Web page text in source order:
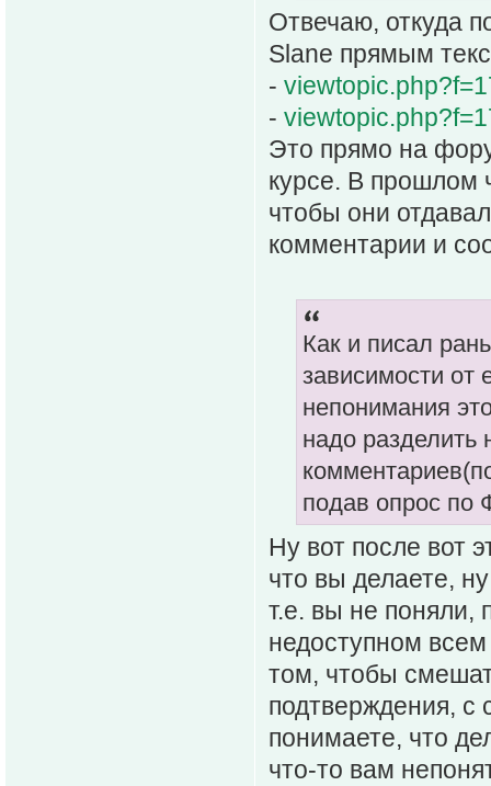
Отвечаю, откуда
Slane прямым
-
-
Это прямо на
курсе. В прошлом
чтобы они
комментарии и
Как и писал
зависимости от
непонимания
надо разделить
подав опрос по
Ну вот после вот
что вы делаете,
т.е. вы не поняли,
недоступном
том, чтобы
подтверждения,
понимаете, что
что-то вам